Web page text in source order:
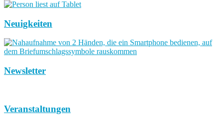
Neuigkeiten
Newsletter
Veranstaltungen